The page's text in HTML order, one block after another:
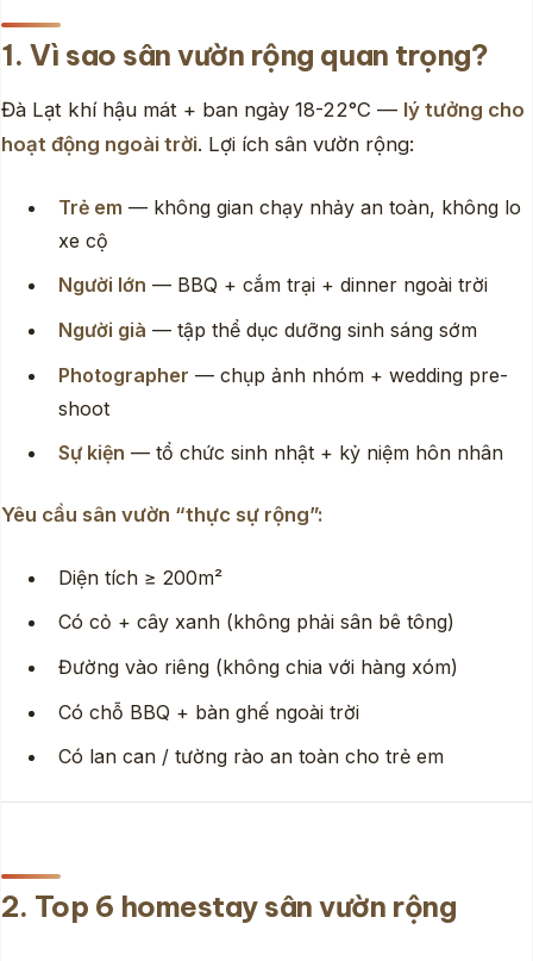
1. Vì sao sân vườn rộng quan trọng?
Đà Lạt khí hậu mát + ban ngày 18-22°C — lý tưởng cho
hoạt động ngoài trời. Lợi ích sân vườn rộng:
Trẻ em — không gian chạy nhảy an toàn, không lo
xe cộ
Người lớn — BBQ + cắm trại + dinner ngoài trời
Người già — tập thể dục dưỡng sinh sáng sớm
Photographer — chụp ảnh nhóm + wedding pre-
shoot
Sự kiện — tổ chức sinh nhật + kỷ niệm hôn nhân
Yêu cầu sân vườn “thực sự rộng”:
Diện tích ≥ 200m²
Có cỏ + cây xanh (không phải sân bê tông)
Đường vào riêng (không chia với hàng xóm)
Có chỗ BBQ + bàn ghế ngoài trời
Có lan can / tường rào an toàn cho trẻ em
2. Top 6 homestay sân vườn rộng